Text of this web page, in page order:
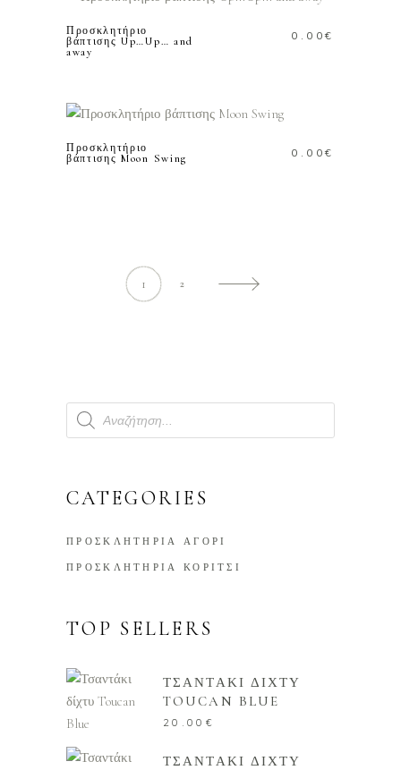
Προσκλητήριο
βάπτισης Up…Up… and
away
0.00€
Προσκλητήριο
βάπτισης Moon Swing
0.00€
1 2
Products
search
CATEGORIES
ΠΡΟΣΚΛΗΤΗΡΙΑ ΑΓΟΡΙ
ΠΡΟΣΚΛΗΤΗΡΙΑ ΚΟΡΙΤΣΙ
TOP SELLERS
ΤΣΑΝΤΑΚΙ ΔΙΧΤΥ
TOUCAN BLUE
20.00 €
ΤΣΑΝΤΑΚΙ ΔΙΧΤΥ